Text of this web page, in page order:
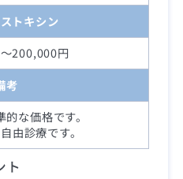
トキシン
200,000円
考
的な価格です。
由診療です。
ト